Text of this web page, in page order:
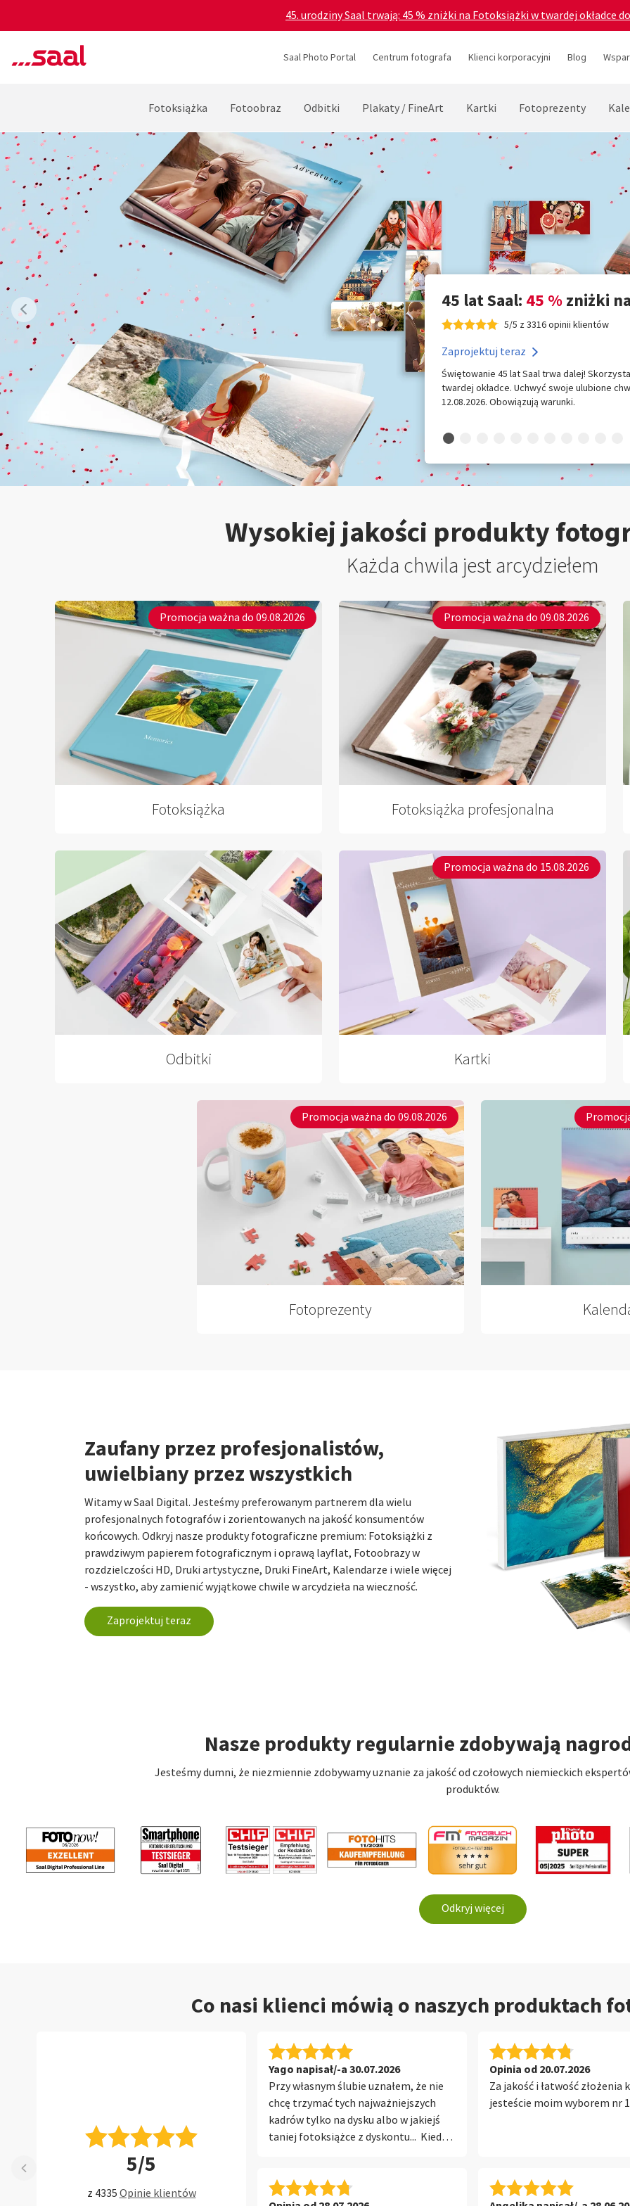
45. urodziny Saal trwają: 45 % zniżki na Fotoksiążki w twardej okładce
Saal Photo Portal Centrum fotografa Klienci korporacyjni Blog
Fotoksiążka Fotoobraz Odbitki Plakaty / FineArt Kartki Fotoprezenty
45 lat Saal: 45 %zniżki
Zaprojektuj teraz
Świętowanie 45 lat Saal trwa dalej!
twardej okładce. Uchwyć swoje ulubione
12.08.2026. Obowiązują warunki.
5/5 z 3316 opinii klientów
Wysokiej jakości produkty
Każda chwila jest arcydziełem
Promocja ważna do 09.08.2026
Fotoksiążka
Promocja ważna do 09.08.2026
Fotoksiążka profesjonalna
Odbitki
Promocja ważna do 15.08.2026
Kartki
Promocja ważna do 09.08.2026
Fotoprezenty
Zaufany przez profesjonalistów,
uwielbiany przez wszystkich
Witamy w Saal Digital. Jesteśmy preferowanym partnerem dla wielu
profesjonalnych fotografów i zorientowanych na jakość konsumentów
końcowych. Odkryj nasze produkty fotograficzne premium: Fotoksiążki z
prawdziwym papierem fotograficznym i oprawą layflat, Fotoobrazy w
rozdzielczości HD, Druki artystyczne, Druki FineArt, Kalendarze i wiele więcej
- wszystko, aby zamienić wyjątkowe chwile w arcydzieła na wieczność.
Zaprojektuj teraz
Nasze produkty regularnie zdobywają
Jesteśmy dumni, że niezmiennie zdobywamy uznanie za jakość od czołowych niemieckich
produktów.
Odkryj więcej
Co nasi klienci mówią o naszych produktach
5/5
z 4335 Opinie klientów
Yago napisał/-a 30.07.2026
Przy własnym ślubie uznałem, że nie
chcę trzymać tych najważniejszych
kadrów tylko na dysku albo w jakiejś
taniej fotoksiążce z dyskontu... Kiedy
opadła. Zdecydowałem się na okładkę
Opinia od 20.07.2026
Za jakość i łatwość złożenia
jesteście moim wyborem nr